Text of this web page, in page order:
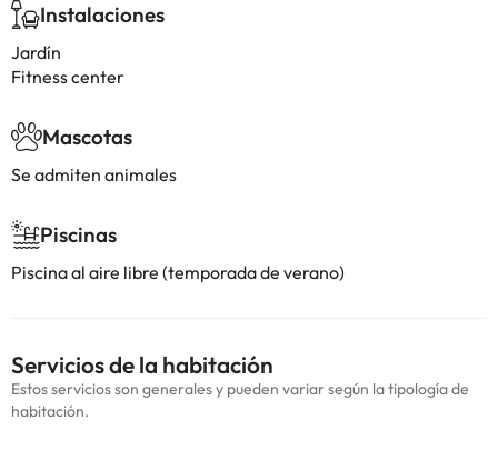
Instalaciones
Jardín
Fitness center
Mascotas
Se admiten animales
Piscinas
Piscina al aire libre (temporada de verano)
Servicios de la habitación
Estos servicios son generales y pueden variar según la tipología de
habitación.